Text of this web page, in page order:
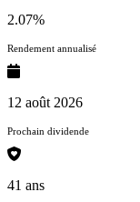
2.07%
Rendement annualisé
12 août 2026
Prochain dividende
41 ans